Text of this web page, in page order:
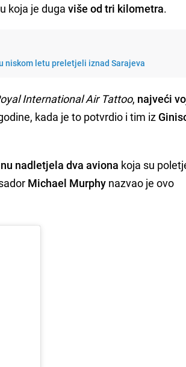
koja je dugaviše od tri kilometra.
niskom letu preletjeli iznad Sarajeva
International Air Tattoo, najveći
kada je to potvrdio i tim iz
nadletjela dva aviona koja su
Michael Murphy nazvao je ovo